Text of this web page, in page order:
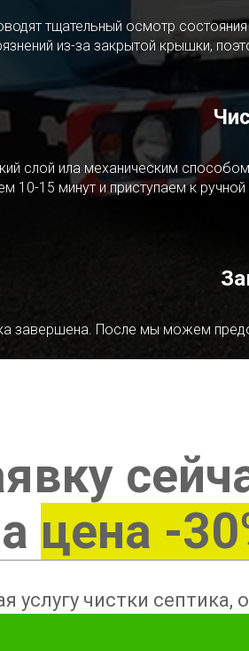
тщательный осмотр
из-за закрытой крышки,
слой ила механическим
15 минут и приступаем к ручной
завершена. После мы можем
цена -
услугу чистки септика,